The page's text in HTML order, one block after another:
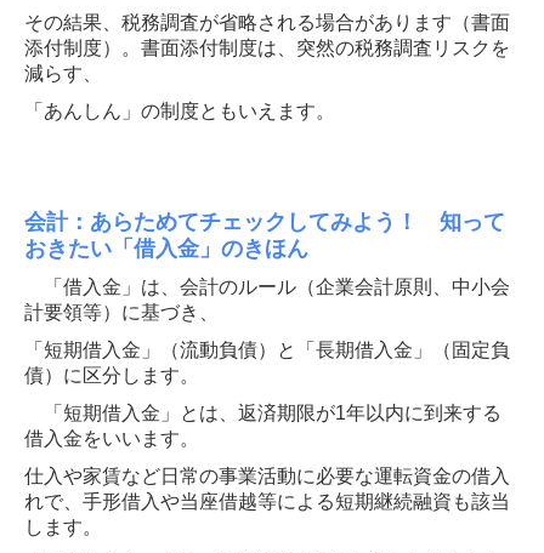
その結果、税務調査が省略される場合があります（書面
添付制度）。書面添付制度は、突然の税務調査リスクを
減らす、
「あんしん」の制度ともいえます。
会計：あらためてチェックしてみよう！ 知って
おきたい「借入金」のきほん
「借入金」は、会計のルール（企業会計原則、中小会
計要領等）に基づき、
「短期借入金」（流動負債）と「長期借入金」（固定負
債）に区分します。
「短期借入金」とは、返済期限が1年以内に到来する
借入金をいいます。
仕入や家賃など日常の事業活動に必要な運転資金の借入
れで、手形借入や当座借越等による短期継続融資も該当
します。